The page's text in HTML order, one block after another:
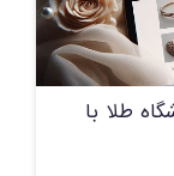
طلا با